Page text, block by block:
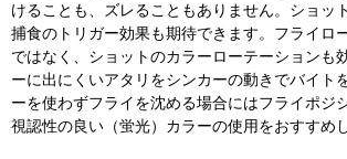
けることも、ズレることもありません。ショッ
捕食のトリガー効果も期待できます。フライロ
ではなく、ショットのカラーローテーションも
ーに出にくいアタリをシンカーの動きでバイト
ーを使わずフライを沈める場合にはフライポジ
視認性の良い（蛍光）カラーの使用をおすすめ